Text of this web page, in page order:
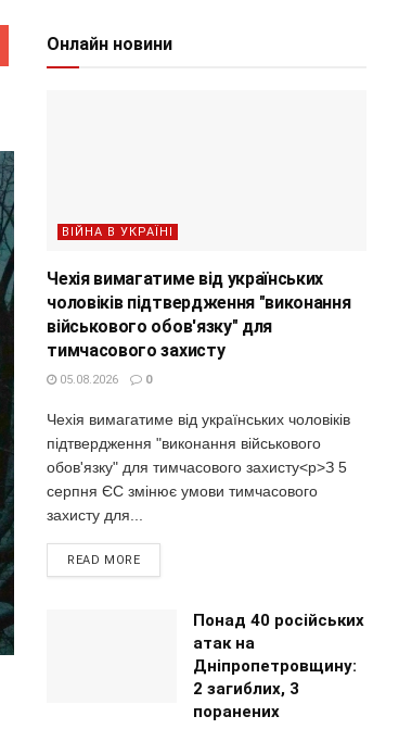
Онлайн новини
ВІЙНА В УКРАЇНІ
Чехія вимагатиме від українських
чоловіків підтвердження "виконання
військового обов'язку" для
тимчасового захисту
05.08.2026 0
Чехія вимагатиме від українських чоловіків
підтвердження "виконання військового
обов'язку" для тимчасового захисту<p>З 5
серпня ЄС змінює умови тимчасового
захисту для...
READ MORE
Понад 40 російських
атак на
Дніпропетровщину:
2 загиблих, 3
поранених